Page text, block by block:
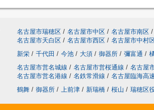
名古屋市瑞穂区 / 名古屋市中区 / 名古屋市南区 /
名古屋市天白区 / 名古屋市西区 / 名古屋市中村
新栄 / 千代田 / 今池 / 大須 / 御器所 / 彌富通 /
名古屋市営名城線 / 名古屋市営桜通線 / 名古屋
名古屋市営名港線 / 名鉄常滑線 / 名古屋臨海高
鶴舞 / 御器所 / 上前津 / 新瑞橋 / 桜山 / 瑞穂区